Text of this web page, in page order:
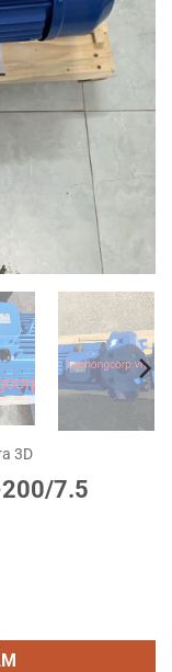
3D
200/7.5